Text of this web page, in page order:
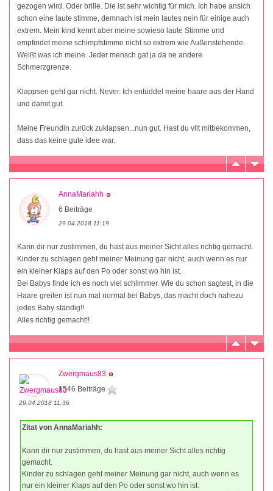
gezogen wird. Oder brille. Die ist sehr wichtig für mich. Ich habe ansich
schon eine laute stimme, demnach ist mein lautes nein für einige auch
extrem. Mein kind kennt aber meine sowieso laute Stimme und
empfindet meine schimpfstimme nicht so extrem wie Außenstehende.
Weißt was ich meine. Jeder mensch gat ja da ne andere
Schmerzgrenze.
Klappsen geht gar nicht. Never. Ich entüddel meine haare aus der Hand
und damit gut.
Meine Freundin zurück zuklapsen...nun gut. Hast du vllt mitbekommen,
dass das keine gute idee war.
AnnaMariahh
6 Beiträge
29.04.2018 11:19
Kann dir nur zustimmen, du hast aus meiner Sicht alles richtig gemacht.
Kinder zu schlagen geht meiner Meinung gar nicht, auch wenn es nur
ein kleiner Klaps auf den Po oder sonst wo hin ist.
Bei Babys finde ich es noch viel schlimmer. Wie du schon sagtest, in die
Haare greifen ist nun mal normal bei Babys, das macht doch nahezu
jedes Baby ständig!!
Alles richtig gemacht!!
Zwergmaus83
1546 Beiträge
29.04.2018 11:36
Zitat von AnnaMariahh:
Kann dir nur zustimmen, du hast aus meiner Sicht alles richtig
gemacht.
Kinder zu schlagen geht meiner Meinung gar nicht, auch wenn es
nur ein kleiner Klaps auf den Po oder sonst wo hin ist.